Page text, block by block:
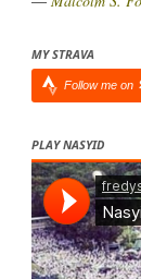
MY STRAVA
Follow me on
PLAY NASYID